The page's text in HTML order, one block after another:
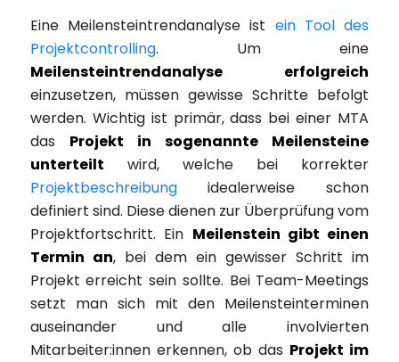
Eine Meilensteintrendanalyse ist ein Tool des
Projektcontrolling. Um eine
Meilensteintrendanalyse erfolgreich
einzusetzen, müssen gewisse Schritte befolgt
werden. Wichtig ist primär, dass bei einer MTA
das Projekt in sogenannte Meilensteine
unterteilt wird, welche bei korrekter
Projektbeschreibungidealerweise schon
definiert sind. Diese dienen zur Überprüfung vom
Projektfortschritt. Ein Meilenstein gibt einen
Termin an, bei dem ein gewisser Schritt im
Projekt erreicht sein sollte. Bei Team-Meetings
setzt man sich mit den Meilensteinterminen
auseinander und alle involvierten
Mitarbeiter:innen erkennen, ob das Projekt im